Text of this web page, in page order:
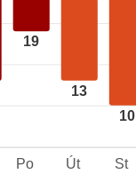
19
13
10
Po Út St